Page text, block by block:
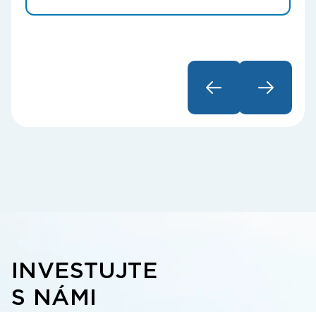
INVESTUJTE
S NÁMI